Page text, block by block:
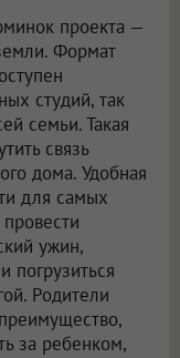
проекта —
Формат
студий, так
семьи. Такая
связь
дома. Удобная
для самых
ужин,
погрузиться
Родители
за ребенком,